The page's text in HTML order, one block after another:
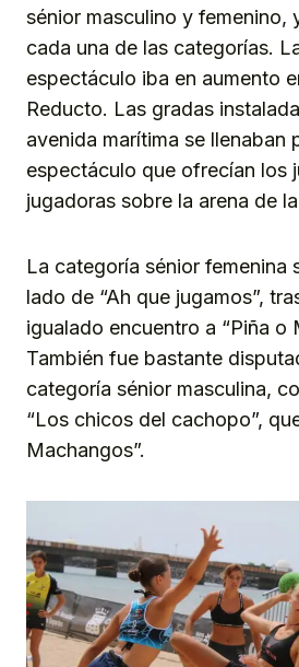
sénior masculino y femenino,
cada una de las categorías.
espectáculo iba en aumento
Reducto. Las gradas
avenida marítima se llenaban
espectáculo que ofrecían los
jugadoras sobre la arena de
La categoría sénior femenina
lado de “Ah que jugamos”,
igualado encuentro a “Piña o
También fue bastante
categoría sénior masculina,
“Los chicos del cachopo”,
Machangos”.